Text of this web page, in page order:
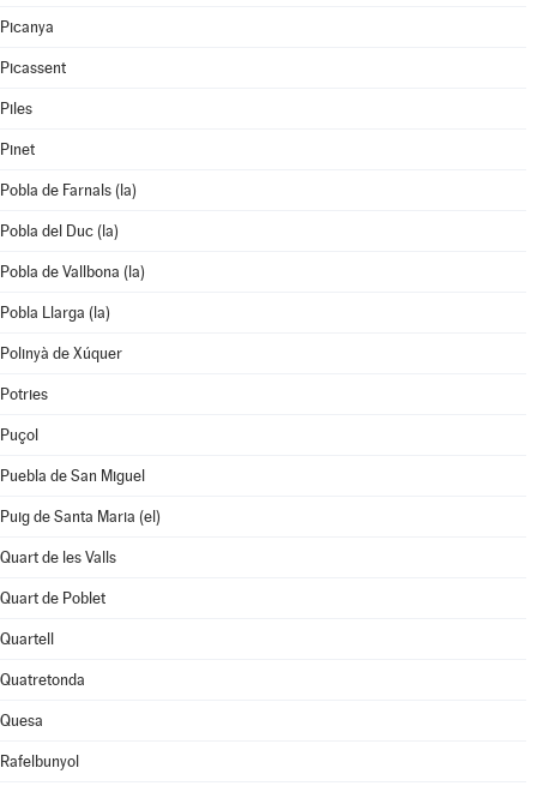
Picanya
Picassent
Piles
Pinet
Pobla de Farnals (la)
Pobla del Duc (la)
Pobla de Vallbona (la)
Pobla Llarga (la)
Polinyà de Xúquer
Potries
Puçol
Puebla de San Miguel
Puig de Santa Maria (el)
Quart de les Valls
Quart de Poblet
Quartell
Quatretonda
Quesa
Rafelbunyol